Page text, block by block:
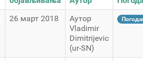
26 март 2018
Аутор
Vladimir
Dimitrijevic
(ur-SN)